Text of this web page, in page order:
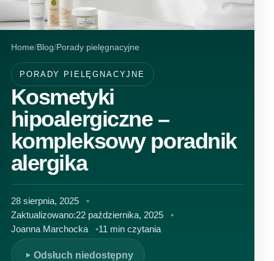
Home Blog Porady pielęgnacyjne
PORADY PIELĘGNACYJNE
Kosmetyki
hipoalergiczne –
kompleksowy poradnik
alergika
28 sierpnia, 2025
Zaktualizowano:22 października, 2025
Joanna Marchocka
11 min czytania
Odsłuch niedostępny